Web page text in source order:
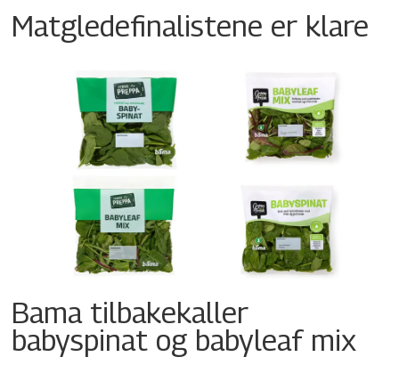
Matgledefinalistene er klare
Bama tilbakekaller
babyspinat og babyleaf mix